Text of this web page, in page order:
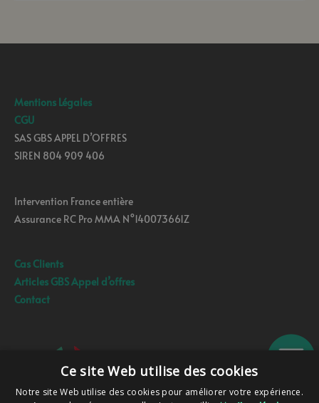
Mentions Légales
CGU
SAS GBS APPEL D’OFFRES
SIREN 804 909 406
Intervention France entière
Assurance RC Pro MMA N°140073661Z
Cas Clients
Articles GBS Appel d’offres
Contact
Ce site Web utilise des cookies
Notre site Web utilise des cookies pour améliorer votre expérience.